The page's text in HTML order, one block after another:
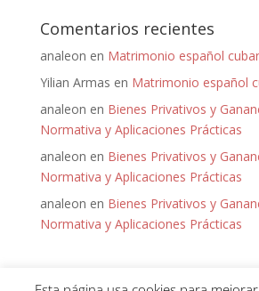
Comentarios recientes
analeon en Matrimonio español
Yilian Armas en Matrimonio español
analeon en Bienes Privativos y
Normativa y Aplicaciones Prácticas
analeon en Bienes Privativos y
Normativa y Aplicaciones Prácticas
analeon en Bienes Privativos y
Normativa y Aplicaciones Prácticas